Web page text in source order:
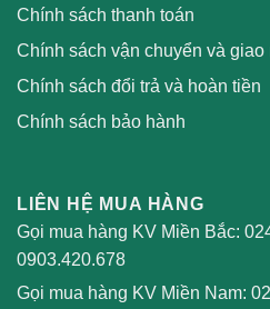
Chính sách thanh toán
Chính sách vận chuyển và giao
Chính sách đổi trả và hoàn tiền
Chính sách bảo hành
LIÊN HỆ MUA HÀNG
Gọi mua hàng KV Miền Bắc:
0903.420.678
Gọi mua hàng KV Miền Nam: